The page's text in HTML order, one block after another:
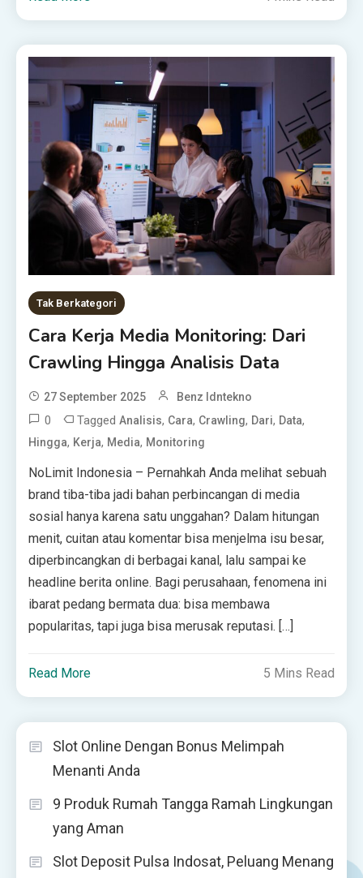
Tak Berkategori
Cara Kerja Media Monitoring: Dari
Crawling Hingga Analisis Data
27 September 2025 Benz Idntekno
0 TaggedAnalisis, Cara, Crawling, Dari, Data,
Hingga, Kerja, Media, Monitoring
NoLimit Indonesia – Pernahkah Anda melihat sebuah
brand tiba-tiba jadi bahan perbincangan di media
sosial hanya karena satu unggahan? Dalam hitungan
menit, cuitan atau komentar bisa menjelma isu besar,
diperbincangkan di berbagai kanal, lalu sampai ke
headline berita online. Bagi perusahaan, fenomena ini
ibarat pedang bermata dua: bisa membawa
popularitas, tapi juga bisa merusak reputasi. […]
Read More 5 Mins Read
Slot Online Dengan Bonus Melimpah
Menanti Anda
9 Produk Rumah Tangga Ramah Lingkungan
yang Aman
Slot Deposit Pulsa Indosat, Peluang Menang